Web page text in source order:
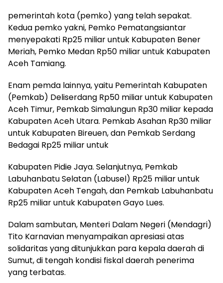
pemerintah kota (pemko) yang telah sepakat.
Kedua pemko yakni, Pemko Pematangsiantar
menyepakati Rp25 miliar untuk Kabupaten Bener
Meriah, Pemko Medan Rp50 miliar untuk Kabupaten
Aceh Tamiang.
Enam pemda lainnya, yaitu Pemerintah Kabupaten
(Pemkab) Deliserdang Rp50 miliar untuk Kabupaten
Aceh Timur, Pemkab Simalungun Rp30 miliar kepada
Kabupaten Aceh Utara. Pemkab Asahan Rp30 miliar
untuk Kabupaten Bireuen, dan Pemkab Serdang
Bedagai Rp25 miliar untuk
Kabupaten Pidie Jaya. Selanjutnya, Pemkab
Labuhanbatu Selatan (Labusel) Rp25 miliar untuk
Kabupaten Aceh Tengah, dan Pemkab Labuhanbatu
Rp25 miliar untuk Kabupaten Gayo Lues.
Dalam sambutan, Menteri Dalam Negeri (Mendagri)
Tito Karnavian menyampaikan apresiasi atas
solidaritas yang ditunjukkan para kepala daerah di
Sumut, di tengah kondisi fiskal daerah penerima
yang terbatas.